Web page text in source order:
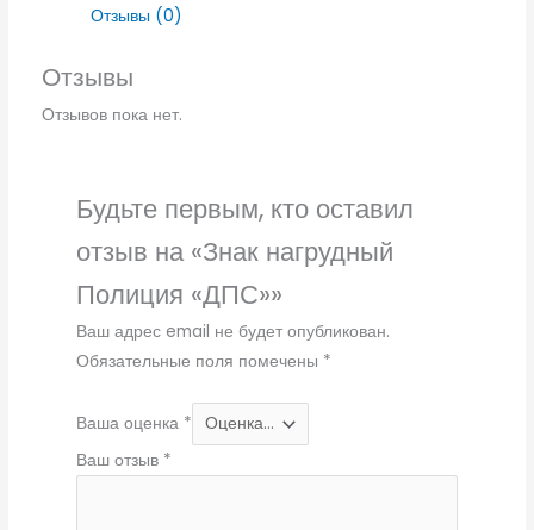
Отзывы (0)
Отзывы
Отзывов пока нет.
Будьте первым, кто оставил
отзыв на «Знак нагрудный
Полиция «ДПС»»
Ваш адрес email не будет опубликован.
Обязательные поля помечены *
Ваша оценка *
Ваш отзыв *